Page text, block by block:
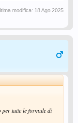
modifica: 18 Ago 2025
per tutte le formule di